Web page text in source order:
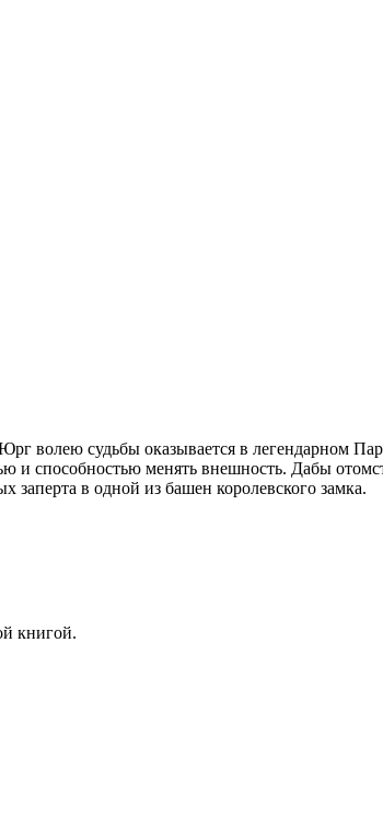
волею судьбы оказывается в легендарном
и способностью менять внешность. Дабы
заперта в одной из башен королевского замка.
книгой.